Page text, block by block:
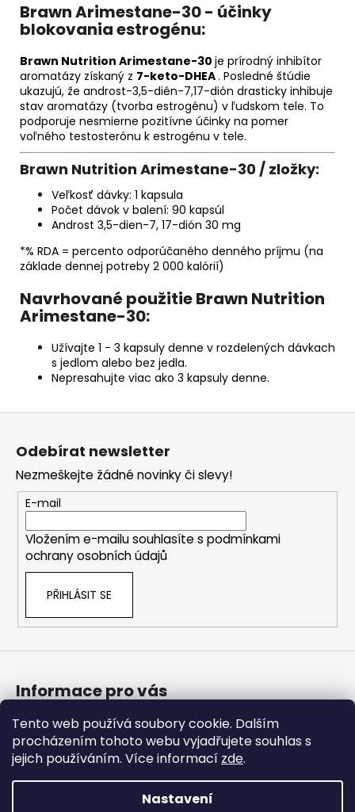
Tento web používá soubory cookie. Dalším
procházením tohoto webu vyjadřujete souhlas s
jejich používáním. Více informací zde.
Nastavení
Brawn Arimestane-30 - účinky
blokovania estrogénu:
Brawn Nutrition Arimestane-30 je prírodný inhibítor
aromatázy získaný z 7-keto-DHEA. Posledné štúdie
ukazujú, že androst-3,5-dién-7,17-dión drasticky inhibuje
stav aromatázy (tvorba estrogénu) v ľudskom tele. To
podporuje nesmierne pozitívne účinky na pomer
voľného testosterónu k estrogénu v tele.
Brawn Nutrition Arimestane-30 / zložky:
Veľkosť dávky: 1 kapsula
Počet dávok v balení: 90 kapsúl
Androst 3,5-dien-7, 17-dión 30 mg
*% RDA = percento odporúčaného denného príjmu (na
základe dennej potreby 2 000 kalórií)
Navrhované použitie Brawn Nutrition
Arimestane-30:
Užívajte 1 - 3 kapsuly denne v rozdelených dávkach
s jedlom alebo bez jedla.
Nepresahujte viac ako 3 kapsuly denne.
Odebírat newsletter
Nezmeškejte žádné novinky či slevy!
E-mail
Vložením e-mailu souhlasíte s podmínkami
ochrany osobních údajů
PŘIHLÁSIT SE
Informace pro vás
Bonusový program
Obchodní podmínky
Podmínky ochrany osobních údajů